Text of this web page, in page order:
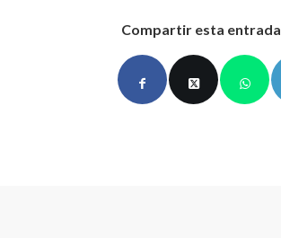
Compartir esta entrada